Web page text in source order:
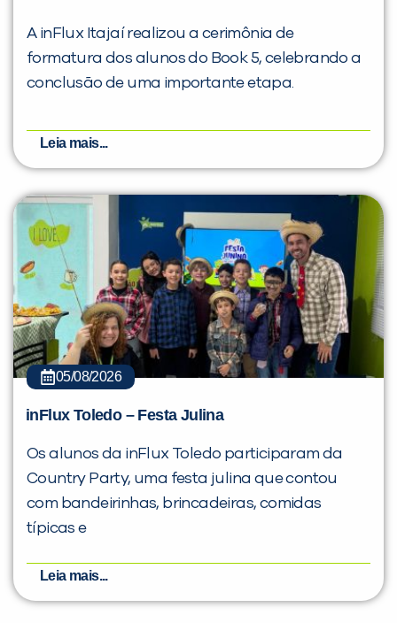
A inFlux Itajaí realizou a cerimônia de
formatura dos alunos do Book 5, celebrando a
conclusão de uma importante etapa.
Leia mais...
05/08/2026
inFlux Toledo – Festa Julina
Os alunos da inFlux Toledo participaram da
Country Party, uma festa julina que contou
com bandeirinhas, brincadeiras, comidas
típicas e
Leia mais...